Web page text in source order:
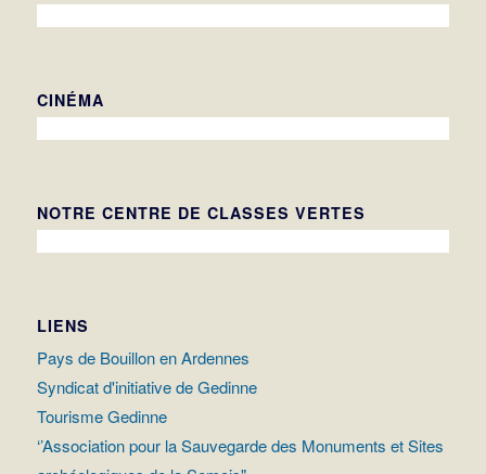
CINÉMA
NOTRE CENTRE DE CLASSES VERTES
LIENS
Pays de Bouillon en Ardennes
Syndicat d'initiative de Gedinne
Tourisme Gedinne
‘’Association pour la Sauvegarde des Monuments et Sites